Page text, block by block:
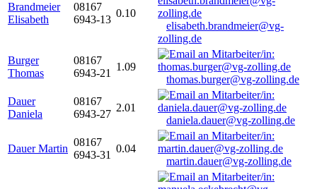
Brandmeier
Elisabeth
08167
6943-13
0.10
elisabeth.brandmeier@vg-
zolling.de
Burger
Thomas
08167
6943-21
1.09
thomas.burger@vg-zolling.de
Dauer
Daniela
08167
6943-27
2.01
daniela.dauer@vg-zolling.de
Dauer Martin
08167
6943-31
0.04
martin.dauer@vg-zolling.de